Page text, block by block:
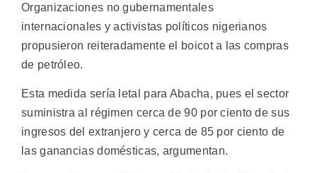
Organizaciones no gubernamentales
internacionales y activistas políticos nigerianos
propusieron reiteradamente el boicot a las compras
de petróleo.
Esta medida sería letal para Abacha, pues el sector
suministra al régimen cerca de 90 por ciento de sus
ingresos del extranjero y cerca de 85 por ciento de
las ganancias domésticas, argumentan.